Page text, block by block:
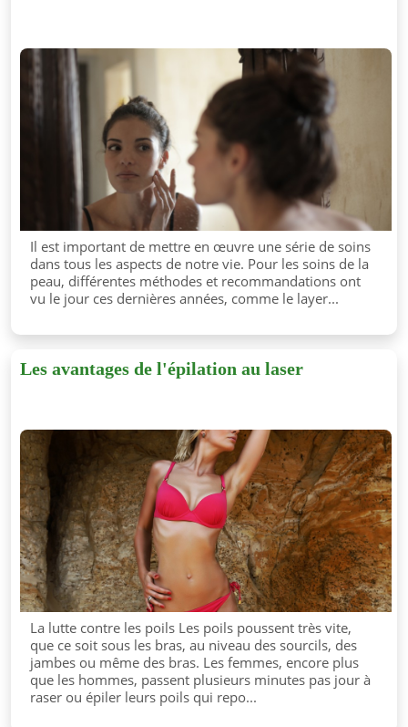
Il est important de mettre en œuvre une série de soins
dans tous les aspects de notre vie. Pour les soins de la
peau, différentes méthodes et recommandations ont
vu le jour ces dernières années, comme le layer...
Les avantages de l'épilation au laser
La lutte contre les poils Les poils poussent très vite,
que ce soit sous les bras, au niveau des sourcils, des
jambes ou même des bras. Les femmes, encore plus
que les hommes, passent plusieurs minutes pas jour à
raser ou épiler leurs poils qui repo...